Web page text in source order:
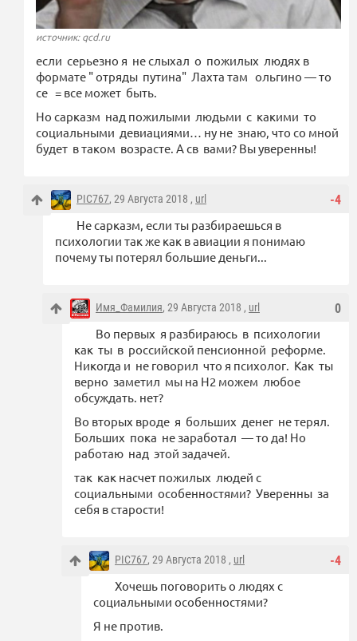
источник: qcd.ru
если серьезно я не слыхал о пожилых людях в
формате " отряды путина" Лахта там ольгино — то
се = все может быть.
Но сарказм над пожилыми людьми с какими то
социальными девиациями… ну не знаю, что со мной
будет в таком возрасте. А св вами? Вы уверенны!
-4
PIC767, 29 Августа 2018 , url
Не сарказм, если ты разбираешься в
психологии так же как в авиации я понимаю
почему ты потерял большие деньги...
0
Имя_Фамилия, 29 Августа 2018 , url
Во первых я разбираюсь в психологии
как ты в российской пенсионной реформе.
Никогда и не говорил что я психолог. Как ты
верно заметил мы на Н2 можем любое
обсуждать. нет?
Во вторых вроде я больших денег не терял.
Больших пока не заработал — то да! Но
работаю над этой задачей.
так как насчет пожилых людей с
социальными особенностями? Уверенны за
себя в старости!
-4
PIC767, 29 Августа 2018 , url
Хочешь поговорить о людях с
социальными особенностями?
Я не против.